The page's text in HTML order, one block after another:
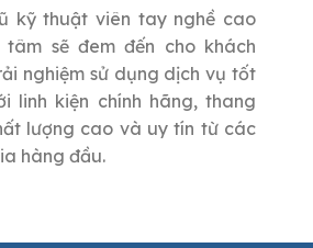
kỹ thuật viên tay nghề cao
sẽ đem đến cho khách
nghiệm sử dụng dịch vụ tốt
linh kiện chính hãng, thang
lượng cao và uy tín từ các
hàng đầu.